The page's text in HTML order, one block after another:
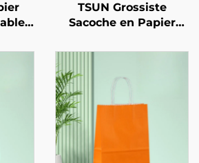
TSUN Grossiste
Sacoche en Papier
Mesure Surface
d'Impression Écran
Nouvel An/Noël
Nourriture à Emporter
Carton d'Expédition